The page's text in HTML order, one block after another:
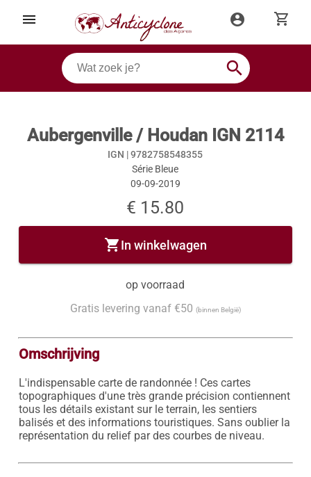
menu account_circle shopping_cart
search
Aubergenville / Houdan IGN 2114
IGN |9782758548355
Série Bleue
09-09-2019
€ 15.80
shopping_cartIn winkelwagen
op voorraad
Gratis levering vanaf €50 (binnen België)
Omschrijving
L'indispensable carte de randonnée ! Ces cartes
topographiques d'une très grande précision contiennent
tous les détails existant sur le terrain, les sentiers
balisés et des informations touristiques. Sans oublier la
représentation du relief par des courbes de niveau.